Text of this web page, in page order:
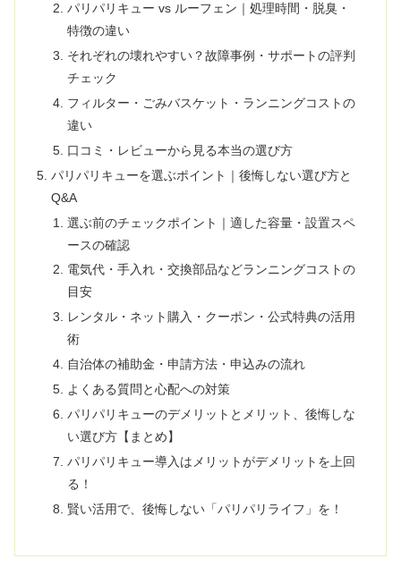
パリパリキュー vs ルーフェン｜処理時間・脱臭・
特徴の違い
それぞれの壊れやすい？故障事例・サポートの評判
チェック
フィルター・ごみバスケット・ランニングコストの
違い
口コミ・レビューから見る本当の選び方
パリパリキューを選ぶポイント｜後悔しない選び方と
Q&A
選ぶ前のチェックポイント｜適した容量・設置スペ
ースの確認
電気代・手入れ・交換部品などランニングコストの
目安
レンタル・ネット購入・クーポン・公式特典の活用
術
自治体の補助金・申請方法・申込みの流れ
よくある質問と心配への対策
パリパリキューのデメリットとメリット、後悔しな
い選び方【まとめ】
パリパリキュー導入はメリットがデメリットを上回
る！
賢い活用で、後悔しない「パリパリライフ」を！